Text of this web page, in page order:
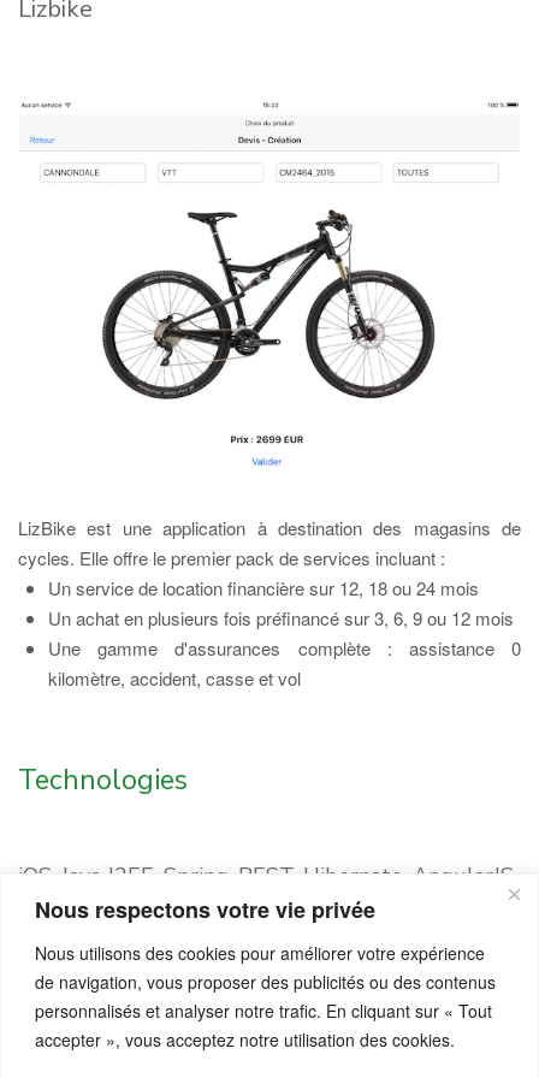
Nous respectons votre vie privée
Nous utilisons des cookies pour améliorer votre expérience
de navigation, vous proposer des publicités ou des contenus
personnalisés et analyser notre trafic. En cliquant sur « Tout
accepter », vous acceptez notre utilisation des cookies.
Lizbike
LizBike est une application à destination des magasins de
cycles. Elle offre le premier pack de services incluant :
Un service de location financière sur 12, 18 ou 24 mois
Un achat en plusieurs fois préfinancé sur 3, 6, 9 ou 12 mois
Une gamme d'assurances complète : assistance 0
kilomètre, accident, casse et vol
Technologies
iOS, Java J2EE, Spring, REST, Hibernate, AngularJS,
Bootstrap, PostgreSQL, PayName
Retour